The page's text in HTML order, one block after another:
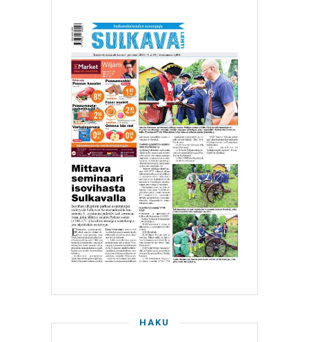
HAKU